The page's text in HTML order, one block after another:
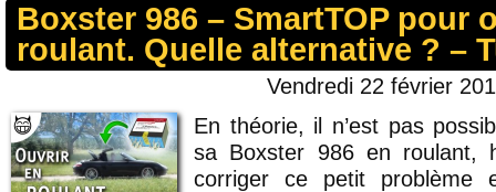
Boxster 986 – SmartTOP pour
roulant. Quelle alternative ? –
Vendredi 22 février
En théorie, il n’est pas
sa Boxster 986 en roulant,
corriger ce petit problème